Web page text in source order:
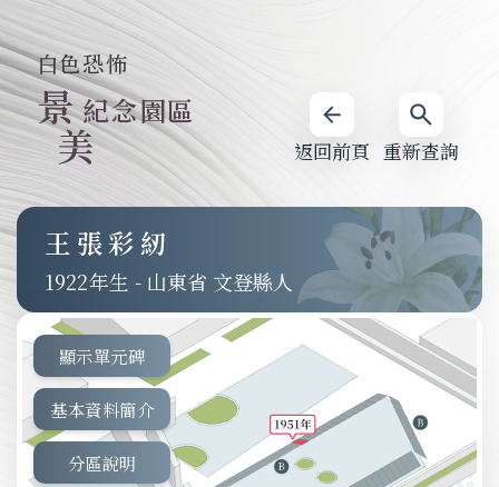
重新查詢
返回前頁
白色恐怖
景
美
紀念園區
王張彩紉
1922 - 山東省 文登縣人
顯示單元碑
基本資料簡介
分區說明